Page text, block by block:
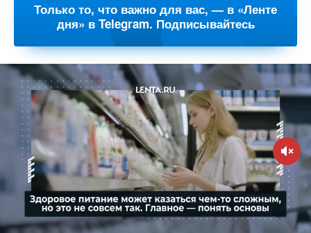
Только то, что важно для вас, — в «Ленте
дня» в Telegram. Подписывайтесь